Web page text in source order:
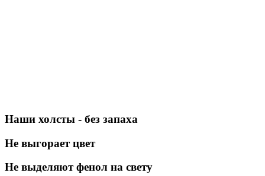
Наши холсты - без запаха
Не выгорает цвет
Не выделяют фенол на свету